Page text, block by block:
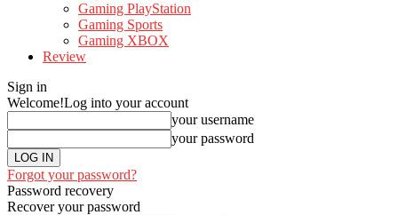
Gaming PlayStation
Gaming Sports
Gaming XBOX
Review
Sign in
Welcome!Log into your account
your username
your password
Forgot your password?
Password recovery
Recover your password